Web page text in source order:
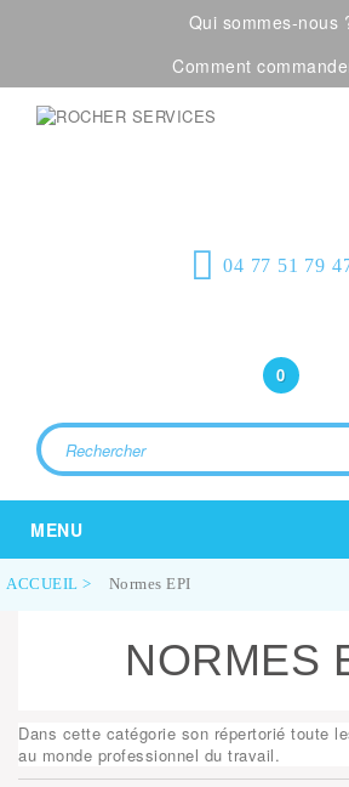
Qui sommes-nous
Comment
04 77 51 79
0
MENU
ACCUEIL > Normes EPI
NORMES
Dans cette catégorie son répertorié toute
au monde professionnel du travail.